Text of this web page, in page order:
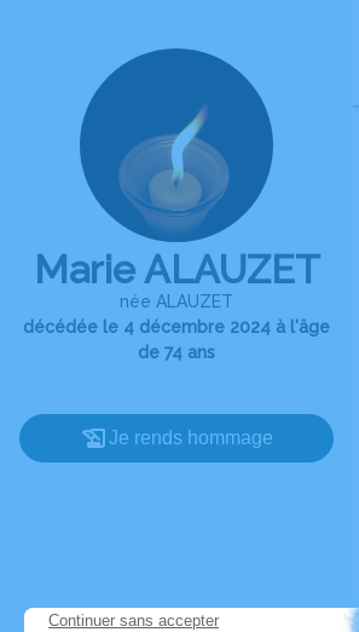
Marie ALAUZET
née ALAUZET
décédée le 4 décembre 2024 à l'âge
de 74 ans
Je rends hommage